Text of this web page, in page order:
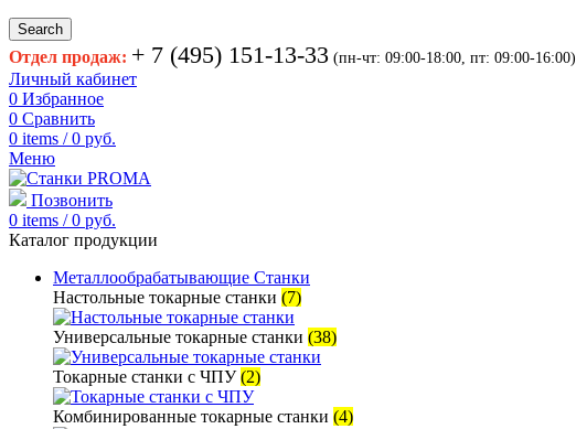
Search
Отдел продаж: + 7 (495) 151-13-33 (пн-чт: 09:00-18:00, пт: 09:00-16:00)
Личный кабинет
0 Избранное
0 Сравнить
0 items / 0 руб.
Меню
Позвонить
0 items / 0 руб.
Каталог продукции
Металлообрабатывающие Станки
Настольные токарные станки (7)
Универсальные токарные станки (38)
Токарные станки с ЧПУ(2)
Комбинированные токарные станки (4)